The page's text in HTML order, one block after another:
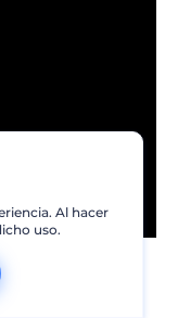
Al hacer
uso.